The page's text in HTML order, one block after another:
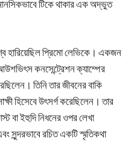
টিকে থাকার এক অদ্ভুত
হারিয়েছিল প্রিমো লেভিকে। একজন
কনসেন্ট্রেশন ক্যাম্পের
তিনি তার জীবনের বাকি
হিসেবে উৎসর্গ করেছিলেন। তার
বা ইহুদি নিধনের ওপর লেখা
সুন্দরভাবে রচিত একটি স্মৃতিকথা